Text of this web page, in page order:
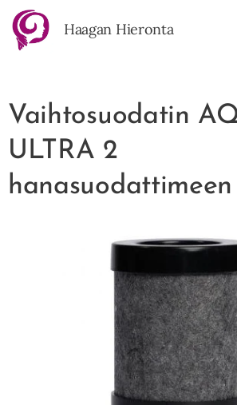
Haagan Hieronta
Vaihtosuodatin
ULTRA 2
hanasuodattimeen